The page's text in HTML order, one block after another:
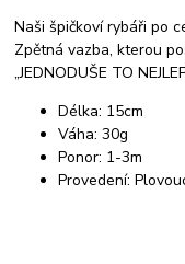
Naši špičkoví rybáři po
Zpětná vazba, kterou
„JEDNODUŠE TO
Délka: 15cm
Váha: 30g
Ponor: 1-3m
Provedení: